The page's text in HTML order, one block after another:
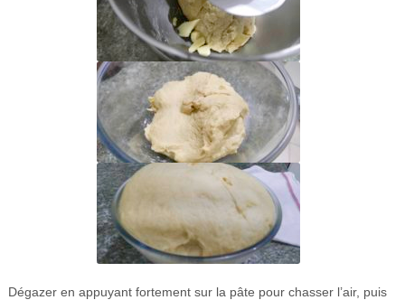
Dégazer en appuyant fortement sur la pâte pour chasser l’air, puis